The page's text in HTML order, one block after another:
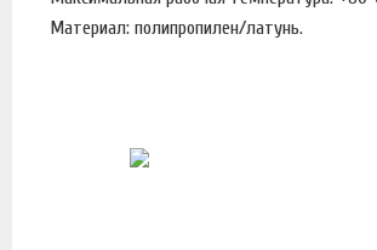
Материал: полипропилен/латунь.